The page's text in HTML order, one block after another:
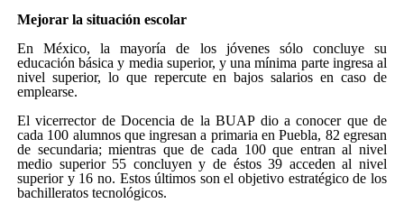
Mejorar la situación escolar
En México, la mayoría de los jóvenes sólo concluye su
educación básica y media superior, y una mínima parte ingresa al
nivel superior, lo que repercute en bajos salarios en caso de
emplearse.
El vicerrector de Docencia de la BUAP dio a conocer que de
cada 100 alumnos que ingresan a primaria en Puebla, 82 egresan
de secundaria; mientras que de cada 100 que entran al nivel
medio superior 55 concluyen y de éstos 39 acceden al nivel
superior y 16 no. Estos últimos son el objetivo estratégico de los
bachilleratos tecnológicos.